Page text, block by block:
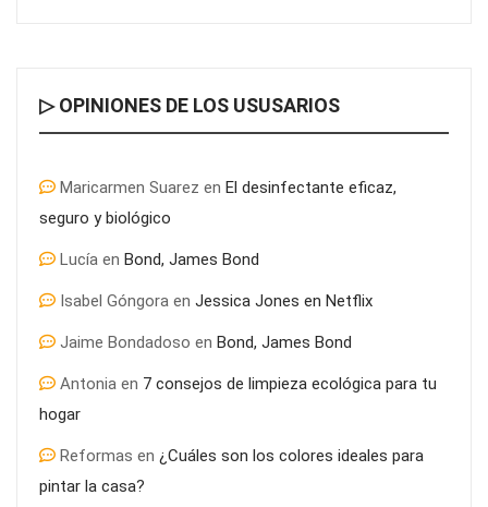
▷ OPINIONES DE LOS USUSARIOS
Maricarmen Suarez en El desinfectante eficaz,
seguro y biológico
Lucía en Bond, James Bond
Isabel Góngora en Jessica Jones en Netflix
Jaime Bondadoso en Bond, James Bond
Antonia en 7 consejos de limpieza ecológica para tu
hogar
Reformas en ¿Cuáles son los colores ideales para
pintar la casa?